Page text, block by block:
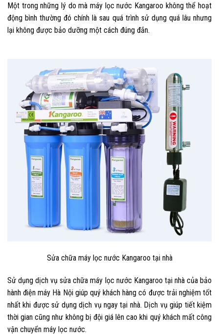
Một trong những lý do mà máy lọc nước Kangaroo không thể hoạt
động bình thường đó chính là sau quá trình sử dụng quá lâu nhưng
lại không được bảo dưỡng một cách đúng đắn.
Sửa chữa máy lọc nước Kangaroo tại nhà
Sử dụng dịch vụsửa chữa máy lọc nước Kangaroo tại nhà của bảo
hành điện máy Hà Nội giúp quý khách hàng có được trải nghiệm tốt
nhất khi được sử dụng dịch vụ ngay tại nhà. Dịch vụ giúp tiết kiệm
thời gian cũng như không bị đội giá lên cao khi quý khách mất công
vận chuyển máy lọc nước.